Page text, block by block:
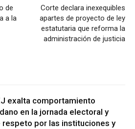
de
a la
Corte declara inexequibles
apartes de proyecto de ley
estatutaria que reforma la
administración de justicia
exalta comportamiento
en la jornada electoral y
respeto por las instituciones y